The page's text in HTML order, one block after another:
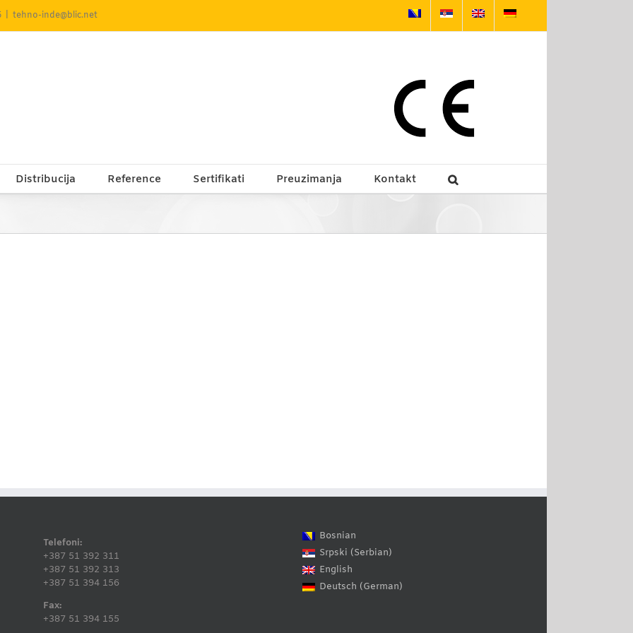
tehno-inde@blic.net
Distribucija Reference Sertifikati Preuzimanja Kontakt
Telefoni:
+387 51 392 311
+387 51 392 313
+387 51 394 156
Fax:
+387 51 394 155
Bosnian
Srpski (Serbian)
English
Deutsch (German)